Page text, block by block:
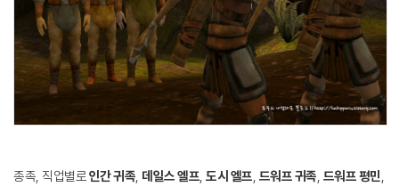
종족, 직업별로인간 귀족, 데일스 엘프, 도시 엘프, 드워프 귀족, 드워프 평민,